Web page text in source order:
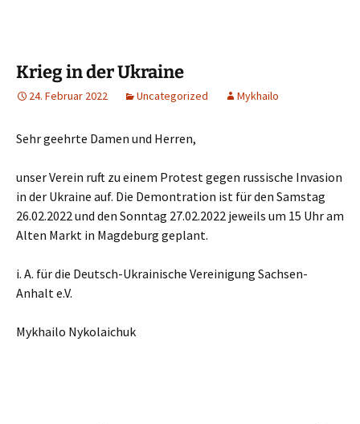
Krieg in der Ukraine
24. Februar 2022 Uncategorized Mykhailo
Sehr geehrte Damen und Herren,
unser Verein ruft zu einem Protest gegen russische Invasion
in der Ukraine auf. Die Demontration ist für den Samstag
26.02.2022 und den Sonntag 27.02.2022 jeweils um 15 Uhr am
Alten Markt in Magdeburg geplant.
i. A. für die Deutsch-Ukrainische Vereinigung Sachsen-
Anhalt e.V.
Mykhailo Nykolaichuk